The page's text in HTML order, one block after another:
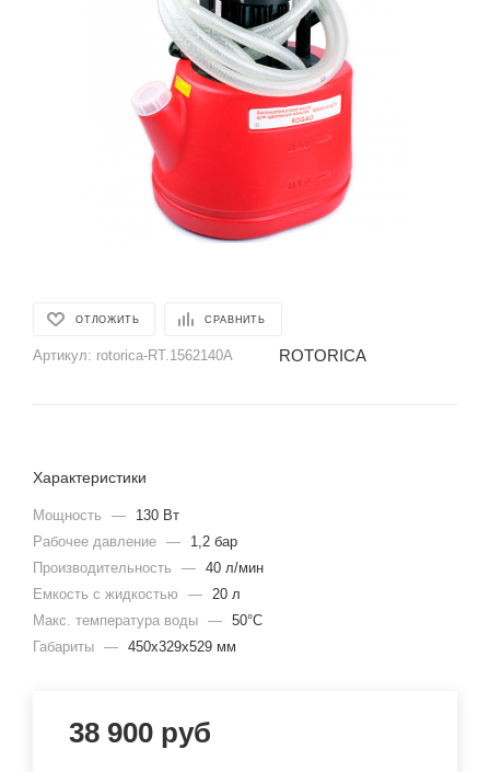
ОТЛОЖИТЬ СРАВНИТЬ
Артикул: rotorica-RT.1562140A ROTORICA
Характеристики
Мощность —
130 Вт
Рабочее давление —
1,2 бар
Производительность
— 40 л/мин
Емкость с жидкостью
— 20 л
Макс. температура воды — 50°С
Габариты — 450x329x529 мм
38 900 руб